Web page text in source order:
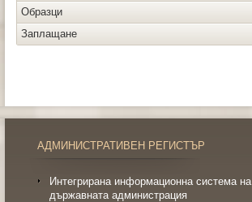
Образци
Заплащане
АДМИНИСТРАТИВЕН РЕГИСТЪР
Интегрирана информационна система на
държавната администрация